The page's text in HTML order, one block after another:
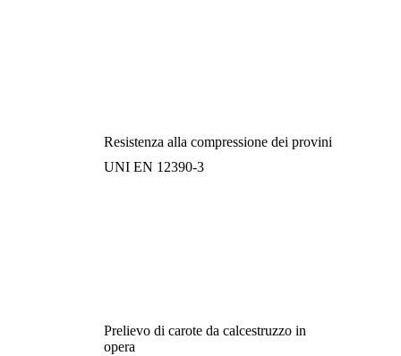
Resistenza alla compressione dei provini
UNI EN 12390-3
Prelievo di carote da calcestruzzo in
opera